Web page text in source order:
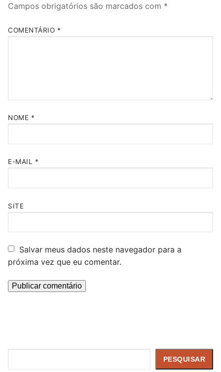
Campos obrigatórios são marcados com *
COMENTÁRIO *
NOME *
E-MAIL *
SITE
Salvar meus dados neste navegador para a
próxima vez que eu comentar.
PESQUISAR